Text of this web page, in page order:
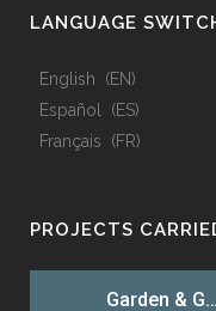
LANGUAGE
English
EN
Español
ES
Français
FR
PROJECTS